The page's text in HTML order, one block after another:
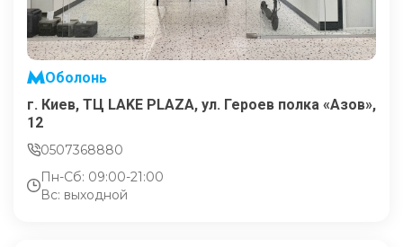
Оболонь
г. Киев, ТЦ LAKE PLAZA, ул. Героев полка «Азов»,
12
0507368880
Пн-Сб: 09:00-21:00
Вс: выходной